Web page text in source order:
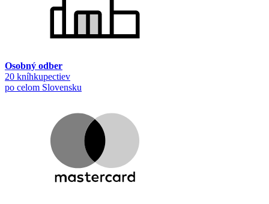
Osobný odber
20 kníhkupectiev
po celom Slovensku